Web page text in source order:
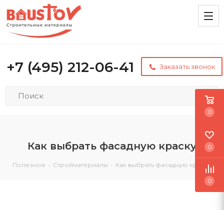
+7 (495) 212-06-41 Заказать звонок
Как выбрать фасадную краску
Полезное - Стройматериалы - Как выбрать фасадную краску
0
0
0